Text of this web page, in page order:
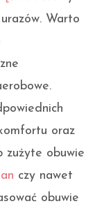
Warto
oraz
zużyte obuwie
czy nawet
obuwie